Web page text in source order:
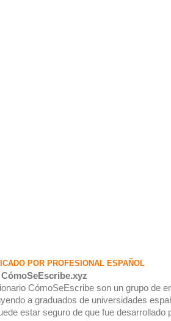
POR PROFESIONAL ESPAÑOL
CómoSeEscribe son un grupo de
a graduados de universidades
estar seguro de que fue desarrollado